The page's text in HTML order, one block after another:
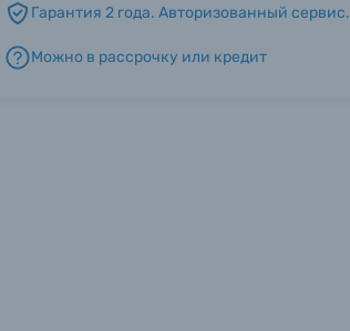
Гарантия 2 года. Авторизованный сервис.
Можно в рассрочку или кредит